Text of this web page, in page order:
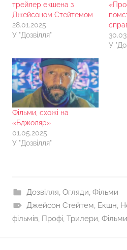
трейлер екшена з
Джейсоном Стейтемом
28.01.2025
У "Дозвілля"
У
Фільми, схожі на
«Бджоляр»
01.05.2025
У "Дозвілля"
Дозвілля, Огляди, Фільми
Джейсон Стейтем, Екшн,
фільмів, Профі, Трилери, Фільми